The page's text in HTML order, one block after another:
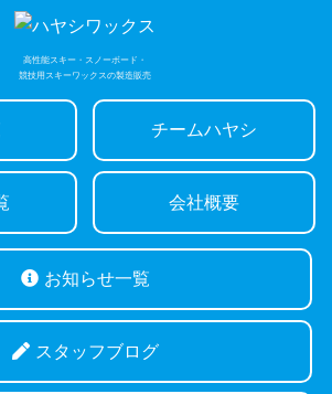
高性能スキー・スノーボード・
競技用スキーワックスの製造販売
チームハヤシ
会社概要
お知らせ一覧
スタッフブログ